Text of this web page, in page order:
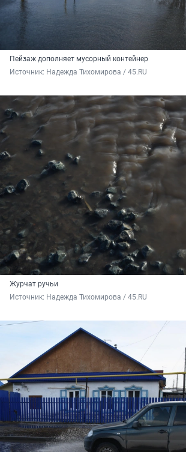
Пейзаж дополняет мусорный контейнер
Источник: Надежда Тихомирова / 45.RU
Журчат ручьи
Источник: Надежда Тихомирова / 45.RU